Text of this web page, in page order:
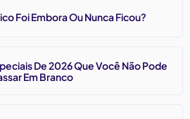
Foi Embora Ou Nunca Ficou?
De 2026 Que Você Não Pode
Em Branco